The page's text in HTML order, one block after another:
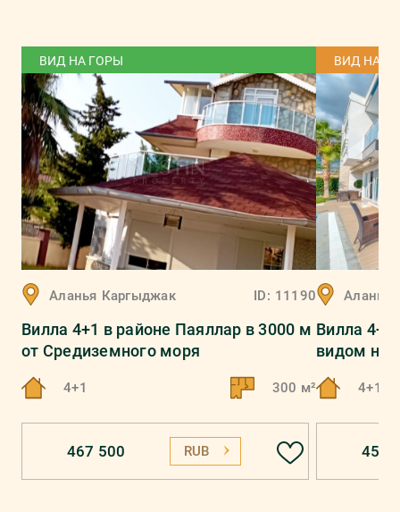
ВИД НА ГОРЫ
Аланья Каргыджак ID: 11190
Вилла 4+1 в районе Паяллар в 3000 м
от Средиземного моря
4+1 300 м²
467 500 RUB
ВИД НА
Аланья
Вилла
видом на
4+1
456